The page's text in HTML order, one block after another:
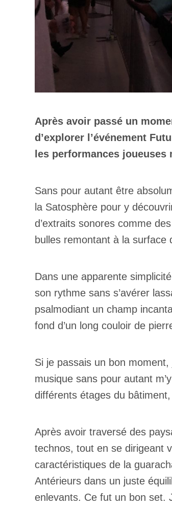
Après avoir passé un
d’explorer l’événement
les performances
Sans pour autant être
la Satosphère pour y
d’extraits sonores comme
bulles remontant à la surface
Dans une apparente
son rythme sans s’avérer
psalmodiant un champ
fond d’un long couloir de
Si je passais un bon
musique sans pour autant
différents étages du
Après avoir traversé des
technos, tout en se dirigeant
caractéristiques de la
Antérieurs dans un juste
enlevants. Ce fut un bon set.